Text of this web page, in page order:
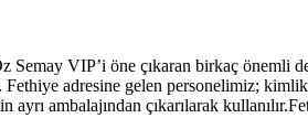
Semay VIP’i öne çıkaran birkaç önemli
Fethiye adresine gelen personelimiz;
ambalajından çıkarılarak kullanılır.